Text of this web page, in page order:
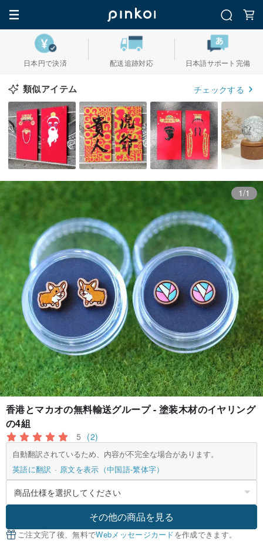
日本円で決済 配送追跡対応 日本語サポート完備
類似アイテム チェックする
1/1
香港とマカオの無料輸送グループ - 塗装木材のイヤリング
の4組
5 (2)
自動翻訳されているため、内容が不完全な場合があります。
英語に翻訳
原文を表示（中国語-繁体字）
その他の商品を見る
ご注文完了後、無料でWebメッセージカードを作成できます。